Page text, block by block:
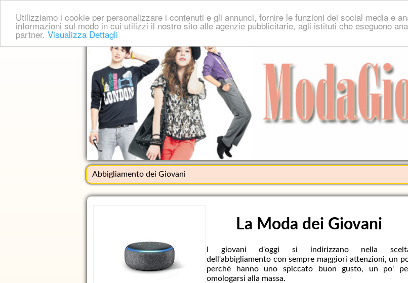
Utilizziamo i cookie per personalizzare i contenuti e gli annunci, fornire le funzioni dei social media e
informazioni sul modo in cui utilizzi il nostro sito alle agenzie pubblicitarie, agli istituti che eseguono
partner. Visualizza Dettagli
Abbigliamento dei Giovani
La Moda dei Giovani
I giovani d'oggi si indirizzano nella
dell'abbigliamento con sempre maggiori attenzioni, un
perchè hanno uno spiccato buon gusto, un po'
omologarsi alla massa.